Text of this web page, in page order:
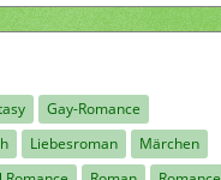
Gay-Romance
Liebesroman
Märchen